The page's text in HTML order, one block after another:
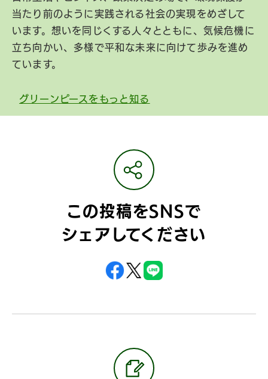
当たり前のように実践される社会の実現をめざして
います。想いを同じくする人々とともに、気候危機に
立ち向かい、多様で平和な未来に向けて歩みを進め
ています。
グリーンピースをもっと知る
この投稿をSNSで
シェアしてください